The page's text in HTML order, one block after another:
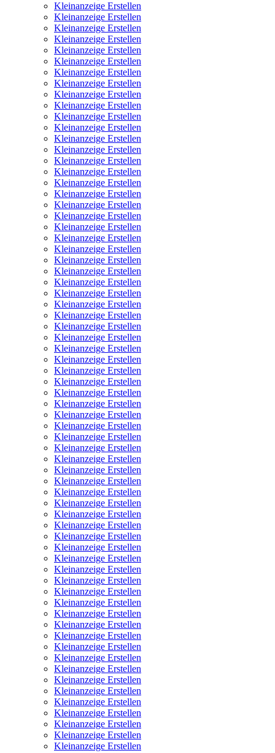
Kleinanzeige Erstellen
Kleinanzeige Erstellen
Kleinanzeige Erstellen
Kleinanzeige Erstellen
Kleinanzeige Erstellen
Kleinanzeige Erstellen
Kleinanzeige Erstellen
Kleinanzeige Erstellen
Kleinanzeige Erstellen
Kleinanzeige Erstellen
Kleinanzeige Erstellen
Kleinanzeige Erstellen
Kleinanzeige Erstellen
Kleinanzeige Erstellen
Kleinanzeige Erstellen
Kleinanzeige Erstellen
Kleinanzeige Erstellen
Kleinanzeige Erstellen
Kleinanzeige Erstellen
Kleinanzeige Erstellen
Kleinanzeige Erstellen
Kleinanzeige Erstellen
Kleinanzeige Erstellen
Kleinanzeige Erstellen
Kleinanzeige Erstellen
Kleinanzeige Erstellen
Kleinanzeige Erstellen
Kleinanzeige Erstellen
Kleinanzeige Erstellen
Kleinanzeige Erstellen
Kleinanzeige Erstellen
Kleinanzeige Erstellen
Kleinanzeige Erstellen
Kleinanzeige Erstellen
Kleinanzeige Erstellen
Kleinanzeige Erstellen
Kleinanzeige Erstellen
Kleinanzeige Erstellen
Kleinanzeige Erstellen
Kleinanzeige Erstellen
Kleinanzeige Erstellen
Kleinanzeige Erstellen
Kleinanzeige Erstellen
Kleinanzeige Erstellen
Kleinanzeige Erstellen
Kleinanzeige Erstellen
Kleinanzeige Erstellen
Kleinanzeige Erstellen
Kleinanzeige Erstellen
Kleinanzeige Erstellen
Kleinanzeige Erstellen
Kleinanzeige Erstellen
Kleinanzeige Erstellen
Kleinanzeige Erstellen
Kleinanzeige Erstellen
Kleinanzeige Erstellen
Kleinanzeige Erstellen
Kleinanzeige Erstellen
Kleinanzeige Erstellen
Kleinanzeige Erstellen
Kleinanzeige Erstellen
Kleinanzeige Erstellen
Kleinanzeige Erstellen
Kleinanzeige Erstellen
Kleinanzeige Erstellen
Kleinanzeige Erstellen
Kleinanzeige Erstellen
Kleinanzeige Erstellen